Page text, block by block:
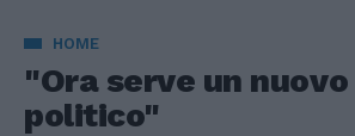
HOME
"Ora serve un
politico"